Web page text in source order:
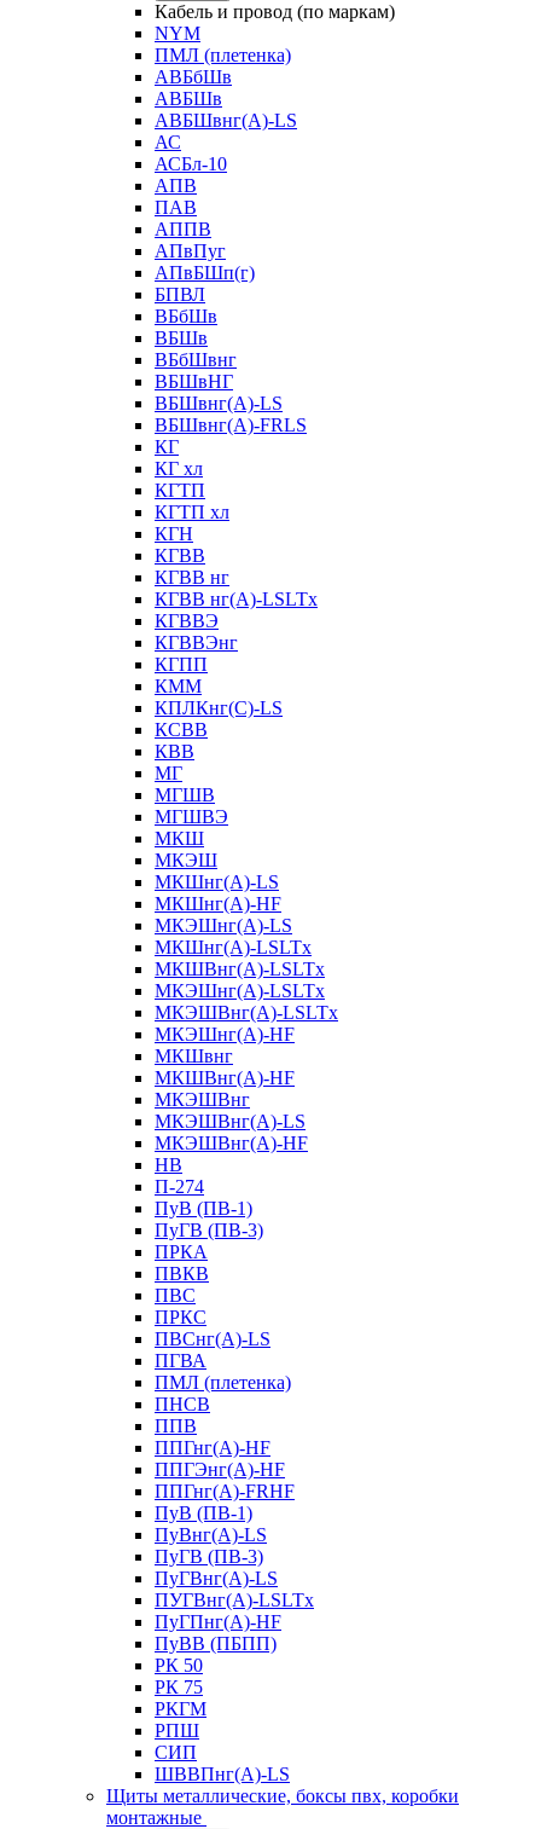
Кабель и провод (по маркам)
NYM
ПМЛ (плетенка)
АВБбШв
АВБШв
АВБШвнг(А)-LS
АС
АСБл-10
АПВ
ПАВ
АППВ
АПвПуг
АПвБШп(г)
БПВЛ
ВБбШв
ВБШв
ВБбШвнг
ВБШвНГ
ВБШвнг(А)-LS
ВБШвнг(А)-FRLS
КГ
КГ хл
КГТП
КГТП хл
КГН
КГВВ
КГВВ нг
КГВВ нг(А)-LSLTx
КГВВЭ
КГВВЭнг
КГПП
КММ
КПЛКнг(C)-LS
КСВВ
КВВ
МГ
МГШВ
МГШВЭ
МКШ
МКЭШ
МКШнг(А)-LS
МКШнг(А)-HF
МКЭШнг(А)-LS
МКШнг(А)-LSLTx
МКШВнг(A)-LSLTx
МКЭШнг(А)-LSLTx
МКЭШВнг(A)-LSLTx
МКЭШнг(А)-HF
МКШвнг
МКШВнг(А)-HF
МКЭШВнг
МКЭШВнг(А)-LS
МКЭШВнг(А)-HF
НВ
П-274
ПуВ (ПВ-1)
ПуГВ (ПВ-3)
ПРКА
ПВКВ
ПВС
ПРКС
ПВСнг(А)-LS
ПГВА
ПМЛ (плетенка)
ПНСВ
ППВ
ППГнг(А)-HF
ППГЭнг(А)-HF
ППГнг(А)-FRHF
ПуВ (ПВ-1)
ПуВнг(А)-LS
ПуГВ (ПВ-3)
ПуГВнг(А)-LS
ПУГВнг(А)-LSLTx
ПуГПнг(А)-HF
ПуВВ (ПБПП)
РК 50
РК 75
РКГМ
РПШ
СИП
ШВВПнг(А)-LS
Щиты металлические, боксы пвх, коробки
монтажные